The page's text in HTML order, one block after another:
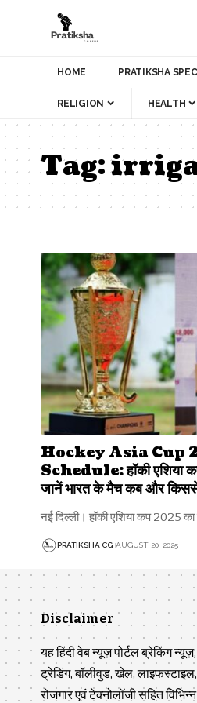
HOME PRATIKSHA
RELIGION HEALTH
Tag:
Hockey Asia Cup
Schedule: हॉकी एशिया
जानें भारत के मैच कब और
नई दिल्ली। हॉकी एशिया कप 2025
PRATIKSHA CG AUGUST 20, 2025
Disclaimer
यह हिंदी वेब न्यूज़ पोर्टल ब्रेकिंग
ट्रेडिंग, बॉलीवुड, खेल, लाइफस्टाइल,
रोजगार एवं टेक्नोलॉजी सहित